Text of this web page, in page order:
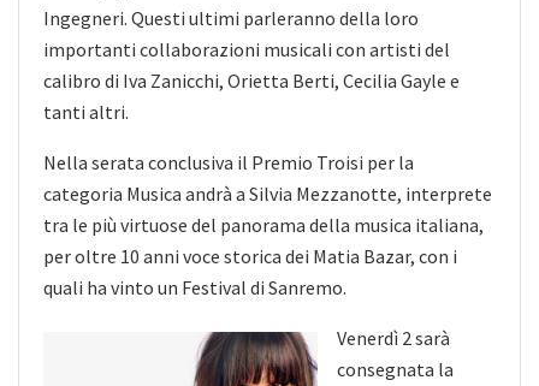
Ingegneri. Questi ultimi parleranno della loro
importanti collaborazioni musicali con artisti del
calibro di Iva Zanicchi, Orietta Berti, Cecilia Gayle e
tanti altri.
Nella serata conclusiva il Premio Troisi per la
categoria Musica andrà a Silvia Mezzanotte, interprete
tra le più virtuose del panorama della musica italiana,
per oltre 10 anni voce storica dei Matia Bazar, con i
quali ha vinto un Festival di Sanremo.
Venerdì 2 sarà
consegnata la